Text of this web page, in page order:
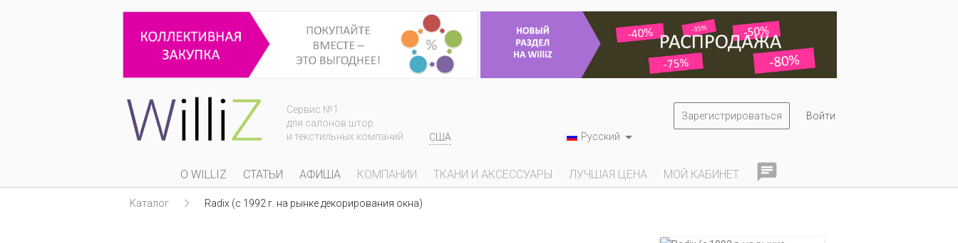
Сервис №1
для салонов штор
и текстильных компаний
США
Зарегистрироваться
Войти
Русский 
О WILLIZ СТАТЬИ АФИША КОМПАНИИ ТКАНИ И АКСЕССУАРЫ ЛУЧШАЯ ЦЕНА МОЙ КАБИНЕТ 
Каталог  Radix (c 1992 г. на рынке декорирования окна)